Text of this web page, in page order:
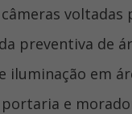
câmeras
preventiva de
iluminação em
portaria e